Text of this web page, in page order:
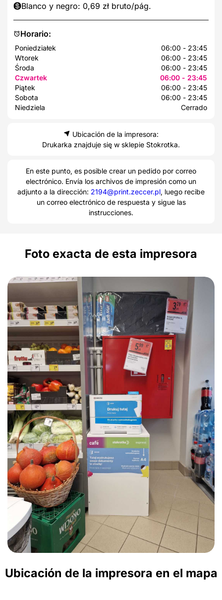
Horario:
Poniedziałek
06:00 - 23:45
Wtorek
06:00 - 23:45
Środa
06:00 - 23:45
Czwartek
06:00 - 23:45
Piątek
06:00 - 23:45
Sobota
06:00 - 23:45
Niedziela
Cerrado
Blanco y negro: 0,69 zł bruto/pág.
Ubicación de la impresora:
Drukarka znajduje się w sklepie Stokrotka.
En este punto, es posible crear un pedido por correo
electrónico. Envía los archivos de impresión como un
adjunto a la dirección: 2194@print.zeccer.pl, luego recibe
un correo electrónico de respuesta y sigue las
instrucciones.
Foto exacta de esta impresora
Ubicación de la impresora en el mapa